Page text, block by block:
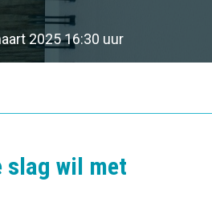
202516:30 uur
slag wil met